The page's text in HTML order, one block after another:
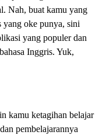
Nah, buat kamu yang
yang oke punya, sini
yang populer dan
Inggris. Yuk,
kamu ketagihan belajar
pembelajarannya